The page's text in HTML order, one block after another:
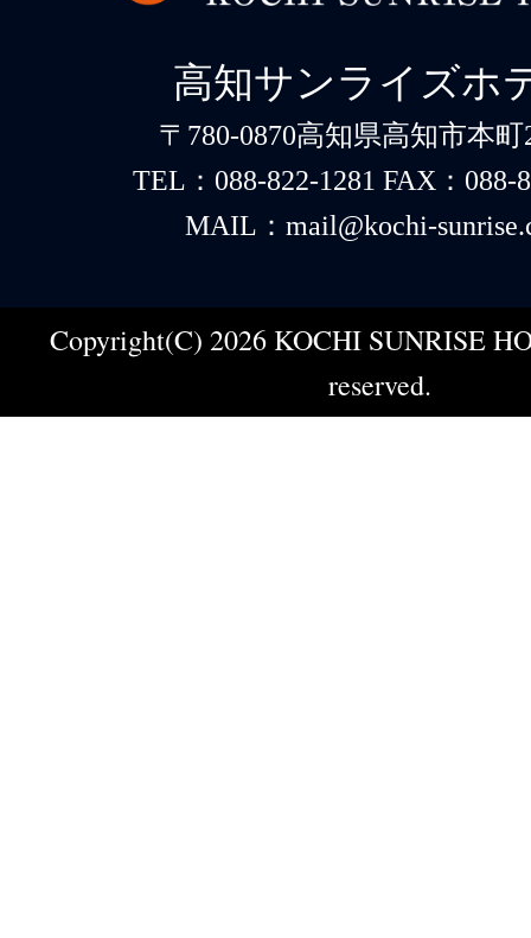
高知サンライズホ
〒780-0870高知県高知市本町
TEL：088-822-1281 FAX：088-
MAIL：mail@kochi-
Copyright(C) 2026 KOCHI SUNRISE
reserved.